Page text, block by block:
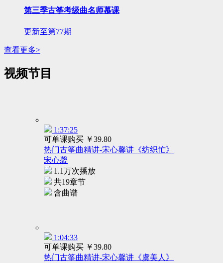
第三季古筝考级曲名师慕课
更新至第77期
查看更多>
视频节目
1:37:25
可单课购买 ￥39.80
热门古筝曲精讲-宋心馨讲《纺织忙》
宋心馨
1.1万次播放
共19章节
含曲谱
1:04:33
可单课购买 ￥39.80
热门古筝曲精讲-宋心馨讲《虞美人》